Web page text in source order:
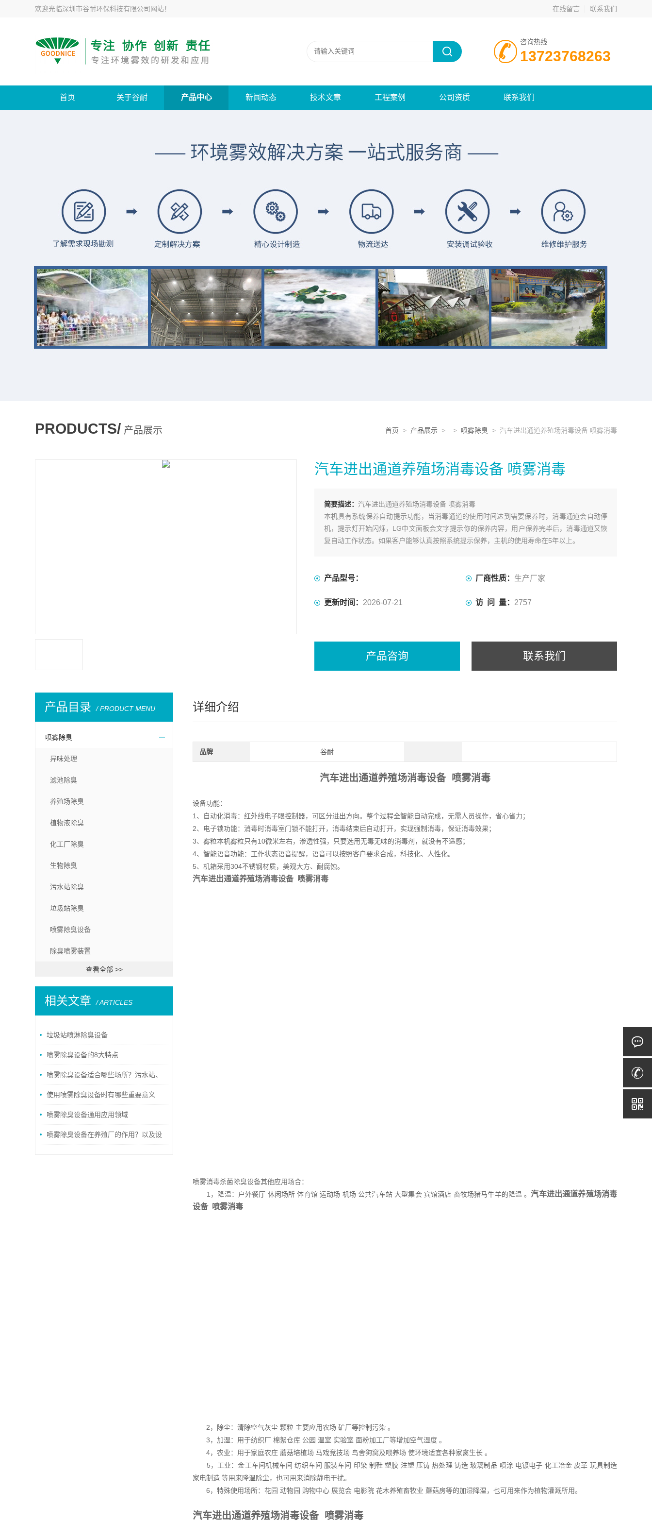
欢迎光临深圳市谷耐环保科技有限公司网站！ 在线留言 联系我们
咨询热线
13723768263
首页 关于谷耐 产品中心 新闻动态 技术文章 工程案例 公司资质 联系我们
PRODUCTS/ 产品展示 首页 > 产品展示 > > 喷雾除臭 > 汽车进出通道养殖场消毒设备 喷雾消毒
汽车进出通道养殖场消毒设备 喷雾消毒
简要描述： 汽车进出通道养殖场消毒设备 喷雾消毒
本机具有系统保养自动提示功能，当消毒通道的使用时间达到需要保养时，消毒通道会自动停
机，提示灯开始闪烁，LG中文面板会文字提示你的保养内容，用户保养完毕后，消毒通道又恢
复自动工作状态。如果客户能够认真按照系统提示保养，主机的使用寿命在5年以上。
产品型号： 厂商性质： 生产厂家
更新时间： 2026-07-21 访 问 量： 2757
产品咨询 联系我们
产品目录 / PRODUCT MENU
喷雾除臭
异味处理
滤池除臭
养殖场除臭
植物液除臭
化工厂除臭
生物除臭
污水站除臭
垃圾站除臭
喷雾除臭设备
除臭喷雾装置
查看全部 >>
相关文章 / ARTICLES
垃圾站喷淋除臭设备
喷雾除臭设备的8大特点
喷雾除臭设备适合哪些场所？污水站、
垃圾站异味治理设备详解
使用喷雾除臭设备时有哪些重要意义
呢？喷雾除臭设备通用应用领域
喷雾除臭设备在养殖厂的作用？以及设
详细介绍
品牌 谷耐
汽车进出通道养殖场消毒设备 喷雾消毒
设备功能：
1、自动化消毒：红外线电子眼控制器，可区分进出方向。整个过程全智能自动完成，无需人员操作，省心省力；
2、电子锁功能：消毒时消毒室门锁不能打开，消毒结束后自动打开，实现强制消毒，保证消毒效果；
3、雾粒本机雾粒只有10微米左右，渗透性强，只要选用无毒无味的消毒剂，就没有不适感；
4、智能语音功能：工作状态语音提醒，语音可以按照客户要求合成，科技化、人性化。
5、机箱采用304不锈钢材质，美观大方、耐腐蚀。
汽车进出通道养殖场消毒设备 喷雾消毒
喷雾消毒杀菌除臭设备其他应用场合：
1，降温：户外餐厅 休闲场所 体育馆 运动场 机场 公共汽车站 大型集会 宾馆酒店 畜牧场猪马牛羊的降温 。汽车进出通道养殖场消毒
设备 喷雾消毒
2，除尘：清除空气灰尘 颗粒 主要应用农场 矿厂等控制污染 。
3，加湿：用于纺织厂 棉絮仓库 公园 温室 实验室 面粉加工厂等增加空气湿度 。
4，农业：用于家庭农庄 蘑菇培植场 马戏竞技场 鸟舍狗窝及喂养场 使环境适宜各种家禽生长 。
5，工业：金工车间机械车间 纺织车间 服装车间 印染 制鞋 塑胶 注塑 压铸 热处理 铸造 玻璃制品 喷涂 电镀电子 化工冶金 皮革 玩具制造
家电制造 等用来降温除尘，也可用来消除静电干扰。
6，特殊使用场所：花园 动物园 购物中心 展览会 电影院 花木养殖畜牧业 蘑菇房等的加湿降温，也可用来作为植物灌溉所用。
汽车进出通道养殖场消毒设备 喷雾消毒